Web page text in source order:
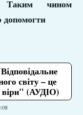
Таким чином
допомогти
світу – це
віри" (АУДІО)